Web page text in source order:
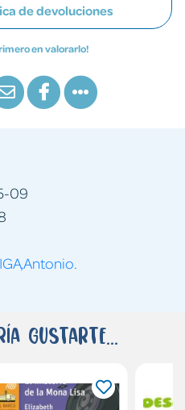
de devoluciones
en valorarlo!
09
gustarte...